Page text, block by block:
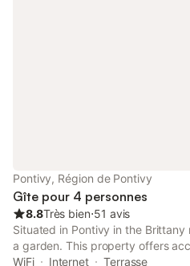
Pontivy, Région de Pontivy
Gîte pour 4 personnes
8.8Très bien⋅51 avis
Situated in Pontivy in the
a garden. This property offers
parking and free WiFi. The
WiFi Internet
Terrasse